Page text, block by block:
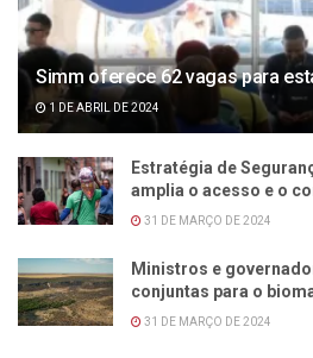
Simm oferece 62 vagas para
1 DE ABRIL DE 2024
Estratégia de
amplia o acesso e o
31 DE MARÇO DE 2024
Ministros e
conjuntas para o
31 DE MARÇO DE 2024